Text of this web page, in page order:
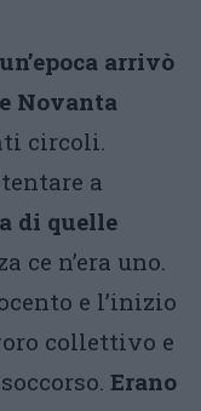
arrivò
Novanta
circoli.
a
di quelle
ce n’era uno.
e l’inizio
collettivo e
Erano